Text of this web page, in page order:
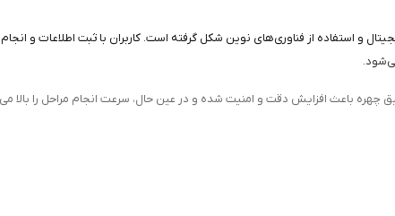
و استفاده از فناوری‌های نوین شکل گرفته است. کاربران با ثبت اطلاعات
باعث افزایش دقت و امنیت شده و در عین حال، سرعت انجام مراحل را بالا
مراجعه به شعب بانک